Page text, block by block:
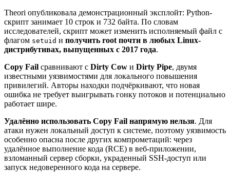
Theori опубликовала демонстрационный эксплойт: Python-
скрипт занимает 10 строк и 732 байта. По словам
исследователей, скрипт может изменить исполняемый файл с
флагом setuid и получить root почти в любых Linux-
дистрибутивах, выпущенных с 2017 года.
Copy Fail сравнивают с Dirty Cow и Dirty Pipe, двумя
известными уязвимостями для локального повышения
привилегий. Авторы находки подчёркивают, что новая
ошибка не требует выигрывать гонку потоков и потенциально
работает шире.
Удалённо использовать Copy Fail напрямую нельзя. Для
атаки нужен локальный доступ к системе, поэтому уязвимость
особенно опасна после других компрометаций: через
удалённое выполнение кода (RCE) в веб-приложении,
взломанный сервер сборки, украденный SSH-доступ или
запуск недоверенного кода на сервере.